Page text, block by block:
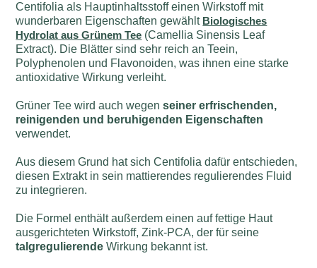
Centifolia als Hauptinhaltsstoff einen Wirkstoff mit
wunderbaren Eigenschaften gewählt Biologisches
Hydrolat aus Grünem Tee (Camellia Sinensis Leaf
Extract). Die Blätter sind sehr reich an Teein,
Polyphenolen und Flavonoiden, was ihnen eine starke
antioxidative Wirkung verleiht.
Grüner Tee wird auch wegenseiner erfrischenden,
reinigenden und beruhigenden Eigenschaften
verwendet.
Aus diesem Grund hat sich Centifolia dafür entschieden,
diesen Extrakt in sein mattierendes regulierendes Fluid
zu integrieren.
Die Formel enthält außerdem einen auf fettige Haut
ausgerichteten Wirkstoff, Zink-PCA, der für seine
talgregulierende Wirkung bekannt ist.